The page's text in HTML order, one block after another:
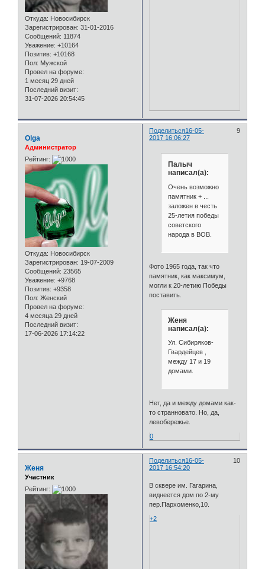
Откуда: Новосибирск
Зарегистрирован: 31-01-2016
Сообщений: 11874
Уважение: +10164
Позитив: +10168
Пол: Мужской
Провел на форуме:
1 месяц 29 дней
Последний визит:
31-07-2026 20:54:45
Поделиться 9
16-05-
2017 16:06:27
Olga
Администратор
Рейтинг:
Откуда: Новосибирск
Зарегистрирован: 19-07-2009
Сообщений: 23565
Уважение: +9768
Позитив: +9358
Пол: Женский
Провел на форуме:
4 месяца 29 дней
Последний визит:
17-06-2026 17:14:22
Палыч
написал(а):
Очень возможно
памятник + ...
заложен в честь
25-летия победы
советского
народа в ВОВ.
Фото 1965 года, так что
памятник, как максимум,
могли к 20-летию Победы
поставить.
Женя
написал(а):
Ул. Сибиряков-
Гвардейцев ,
между 17 и 19
домами.
Нет, да и между домами как-
то странновато. Но, да,
левобережье.
0
Поделиться 10
16-05-
2017 16:54:20
Женя
Участник
Рейтинг:
В сквере им. Гагарина,
виднеется дом по 2-му
пер.Пархоменко,10.
+2